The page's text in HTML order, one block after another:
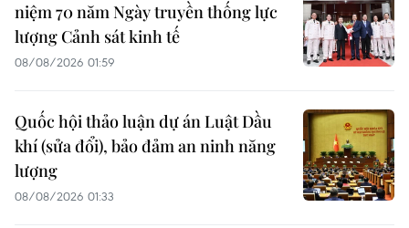
niệm 70 năm Ngày truyền thống lực
lượng Cảnh sát kinh tế
08/08/2026 01:59
Quốc hội thảo luận dự án Luật Dầu
khí (sửa đổi), bảo đảm an ninh năng
lượng
08/08/2026 01:33